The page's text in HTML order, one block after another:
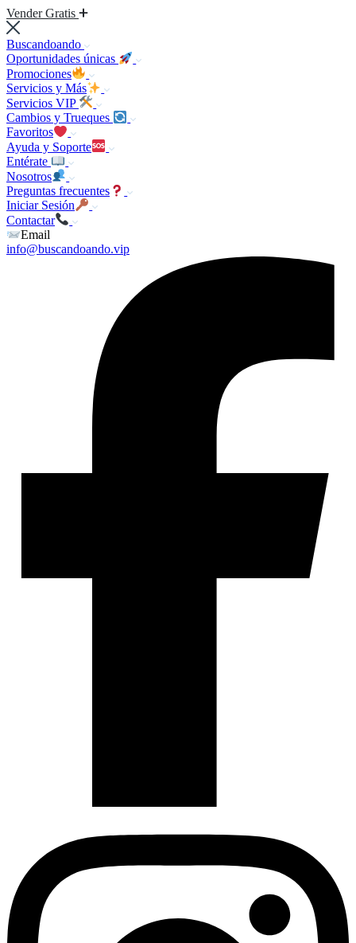
Vender Gratis
Buscandoando
Oportunidades únicas
Promociones
Servicios y Más
Servicios VIP
Cambios y Trueques
Favoritos
Ayuda y Soporte
Entérate
Nosotros
Preguntas frecuentes
Iniciar Sesión
Contactar
Email
info@buscandoando.vip